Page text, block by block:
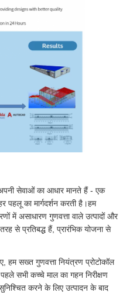
सेवाओं का आधार मानते हैं - एक
पहलू का मार्गदर्शन करती है।हम
में असाधारण गुणवत्ता वाले उत्पादों और
से प्रतिबद्ध हैं, प्रारंभिक योजना से
हम सख्त गुणवत्ता नियंत्रण प्रोटोकॉल
सभी कच्चे माल का गहन निरीक्षण
करने के लिए उत्पादन के बाद